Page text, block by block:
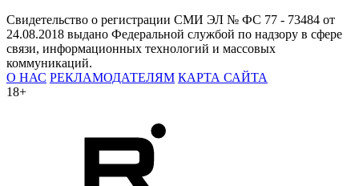
Свидетельство о регистрации СМИ ЭЛ № ФС 77 - 73484 от
24.08.2018 выдано Федеральной службой по надзору в сфере
связи, информационных технологий и массовых
коммуникаций.
О НАС РЕКЛАМОДАТЕЛЯМ КАРТА САЙТА
18+